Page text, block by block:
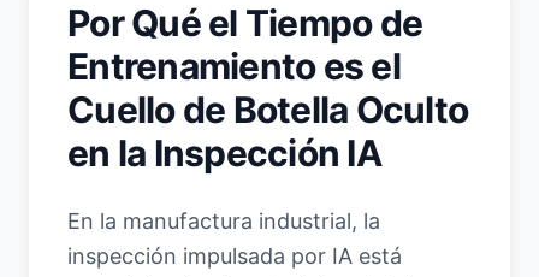
Por Qué el Tiempo de
Entrenamiento es el
Cuello de Botella Oculto
en la Inspección IA
En la manufactura industrial, la
inspección impulsada por IA está